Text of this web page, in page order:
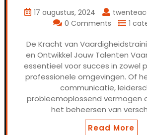
17 augustus, 2024
0 Comments
1
De Kracht van
en Ontwikkel Jouw Talenten
essentieel voor succes in zowel
professionele omgevingen. Of
communicatie,
probleemoplossend vermogen
het beheersen van
Read More